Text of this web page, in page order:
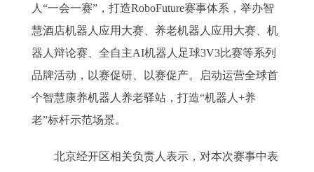
人“一会一赛”，打造RoboFuture赛事体系，举办智
慧酒店机器人应用大赛、养老机器人应用大赛、机
器人辩论赛、全自主AI机器人足球3V3比赛等系列
品牌活动，以赛促研、以赛促产。启动运营全球首
个智慧康养机器人养老驿站，打造“机器人+养
老”标杆示范场景。
北京经开区相关负责人表示，对本次赛事中表